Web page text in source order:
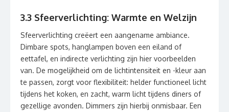
3.3 Sfeerverlichting: Warmte en Welzijn
Sfeerverlichting creëert een aangename ambiance.
Dimbare spots, hanglampen boven een eiland of
eettafel, en indirecte verlichting zijn hier voorbeelden
van. De mogelijkheid om de lichtintensiteit en -kleur aan
te passen, zorgt voor flexibiliteit: helder functioneel licht
tijdens het koken, en zacht, warm licht tijdens diners of
gezellige avonden. Dimmers zijn hierbij onmisbaar. Een